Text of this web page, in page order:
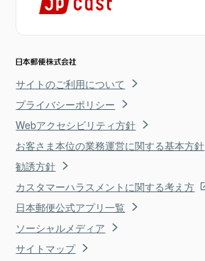
サイトのご利用について
プライバシーポリシー
Webアクセシビリティ方針
お客さま本位の業務運営に関する基本方針
勧誘方針
カスタマーハラスメントに関する考え方
日本郵便公式アプリ一覧
ソーシャルメディア
サイトマップ